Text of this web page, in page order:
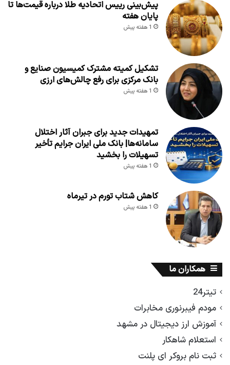
پیش‌بینی رییس اتحادیه طلا درباره قیمت‌ها تا
پایان هفته
1 هفته پیش
تشکیل کمیته مشترک کمیسیون صنایع و
بانک مرکزی برای رفع چالش‌های ارزی
1 هفته پیش
تمهیدات جدید برای جبران آثار اختلال
سامانه‌ها| بانک ملی ایران جرایم تأخیر
تسهیلات را بخشید
1 هفته پیش
کاهش شتاب تورم در تیرماه
1 هفته پیش
همکاران ما
تیتر24
مودم فیبرنوری مخابرات
آموزش ارز دیجیتال در مشهد
استعلام شاهکار
ثبت نام بروکر ای پلنت